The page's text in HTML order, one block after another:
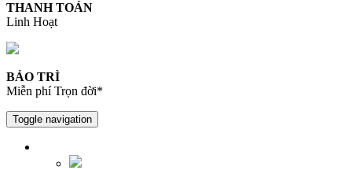
THANH TOÁN
Linh Hoạt
BẢO TRÌ
Miễn phí Trọn đời*
Toggle navigation